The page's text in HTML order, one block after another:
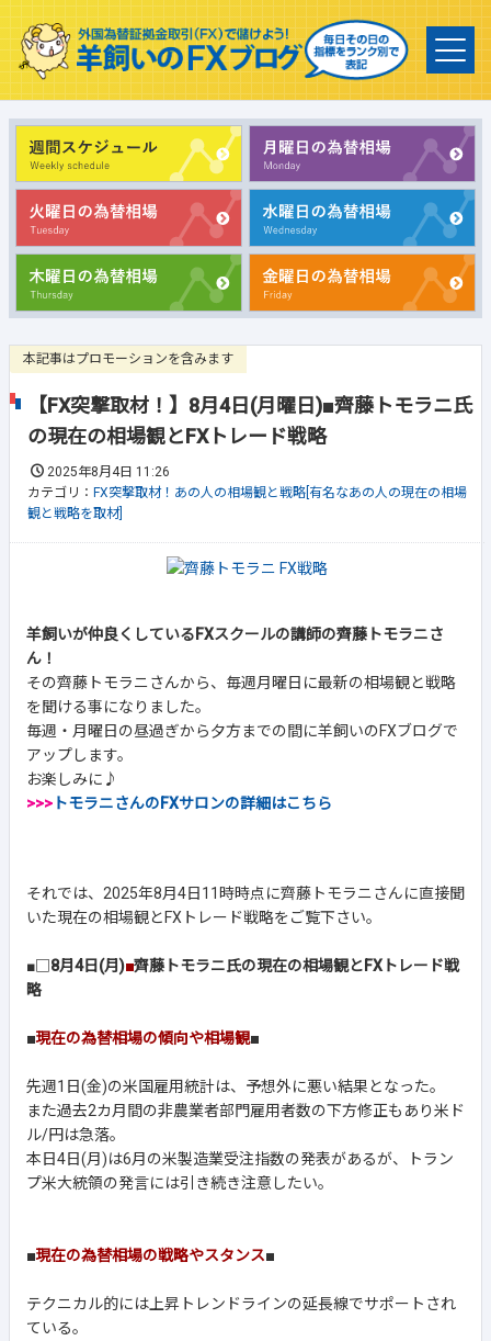
本記事はプロモーションを含みます
【FX突撃取材！】8月4日(月曜日)■齊藤トモラニ氏
の現在の相場観とFXトレード戦略
2025年8月4日 11:26
カテゴリ： FX突撃取材！あの人の相場観と戦略[有名なあの人の現在の相場
観と戦略を取材]
羊飼いが仲良くしているFXスクールの講師の齊藤トモラニさ
ん！
その齊藤トモラニさんから、毎週月曜日に最新の相場観と戦略
を聞ける事になりました。
毎週・月曜日の昼過ぎから夕方までの間に羊飼いのFXブログで
アップします。
お楽しみに♪
>>> トモラニさんのFXサロンの詳細はこちら
それでは、2025年8月4日11時時点に齊藤トモラニさんに直接聞
いた現在の相場観とFXトレード戦略をご覧下さい。
■□8月4日(月)■齊藤トモラニ氏の現在の相場観とFXトレード戦
略
■現在の為替相場の傾向や相場観■
先週1日(金)の米国雇用統計は、予想外に悪い結果となった。
また過去2カ月間の非農業者部門雇用者数の下方修正もあり米ド
ル/円は急落。
本日4日(月)は6月の米製造業受注指数の発表があるが、トラン
プ米大統領の発言には引き続き注意したい。
■現在の為替相場の戦略やスタンス■
テクニカル的には上昇トレンドラインの延長線でサポートされ
ている。